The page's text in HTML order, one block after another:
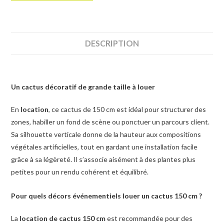
DESCRIPTION
Un cactus décoratif de grande taille à louer
En location, ce cactus de 150 cm est idéal pour structurer des
zones, habiller un fond de scène ou ponctuer un parcours client.
Sa silhouette verticale donne de la hauteur aux compositions
végétales artificielles, tout en gardant une installation facile
grâce à sa légèreté. Il s’associe aisément à des plantes plus
petites pour un rendu cohérent et équilibré.
Pour quels décors événementiels louer un cactus 150 cm ?
La location de cactus 150 cmest recommandée pour des